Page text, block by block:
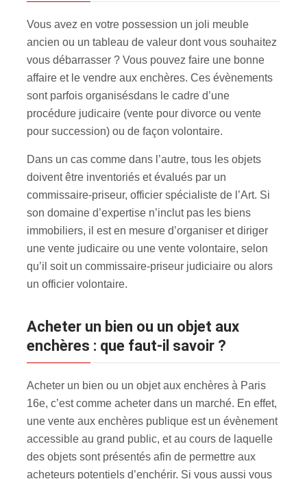
Vous avez en votre possession un joli meuble
ancien ou un tableau de valeur dont vous souhaitez
vous débarrasser ? Vous pouvez faire une bonne
affaire et le vendre aux enchères. Ces évènements
sont parfois organisésdans le cadre d’une
procédure judicaire (vente pour divorce ou vente
pour succession) ou de façon volontaire.
Dans un cas comme dans l’autre, tous les objets
doivent être inventoriés et évalués par un
commissaire-priseur, officier spécialiste de l’Art. Si
son domaine d’expertise n’inclut pas les biens
immobiliers, il est en mesure d’organiser et diriger
une vente judicaire ou une vente volontaire, selon
qu’il soit un commissaire-priseur judiciaire ou alors
un officier volontaire.
Acheter un bien ou un objet aux
enchères : que faut-il savoir ?
Acheter un bien ou un objet aux enchères à Paris
16e, c’est comme acheter dans un marché. En effet,
une vente aux enchères publique est un évènement
accessible au grand public, et au cours de laquelle
des objets sont présentés afin de permettre aux
acheteurs potentiels d’enchérir. Si vous aussi vous